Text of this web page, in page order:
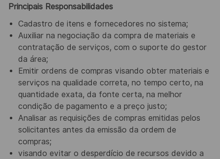
Principais Responsabilidades
Cadastro de itens e fornecedores no sistema;
Auxiliar na negociação da compra de materiais e
contratação de serviços, com o suporte do gestor
da área;
Emitir ordens de compras visando obter materiais e
serviços na qualidade correta, no tempo certo, na
quantidade exata, da fonte certa, na melhor
condição de pagamento e a preço justo;
Analisar as requisições de compras emitidas pelos
solicitantes antes da emissão da ordem de
compras;
visando evitar o desperdício de recursos devido a